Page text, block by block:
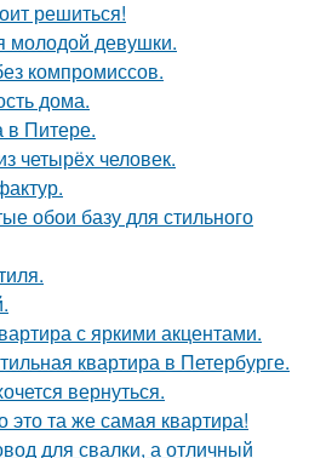
решиться!
молодой девушки.
компромиссов.
дома.
в Питере.
четырёх человек.
обои базу для стильного
с яркими акцентами.
квартира в Петербурге.
вернуться.
это та же самая квартира!
для свалки, а отличный